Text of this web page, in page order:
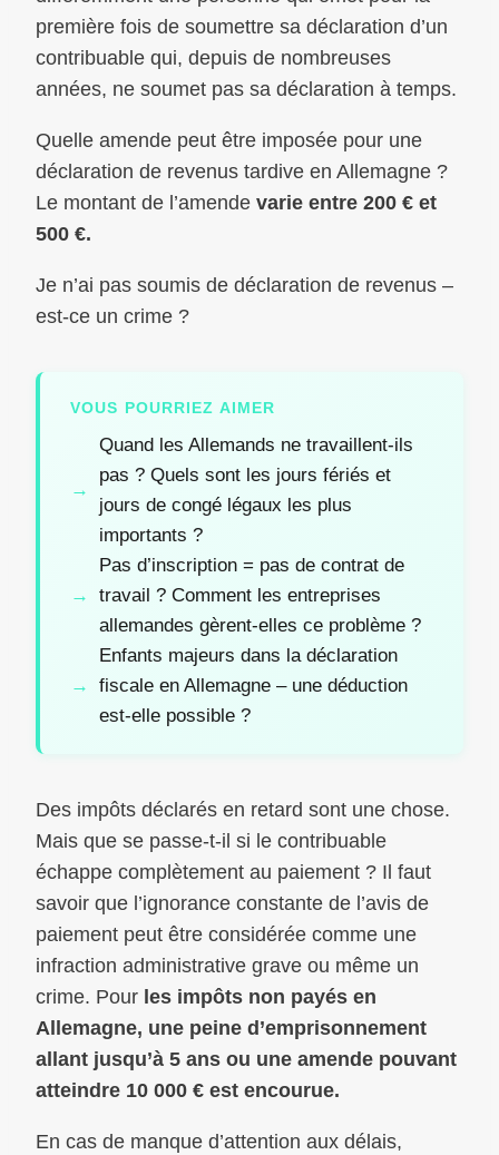
première fois de soumettre sa déclaration d’un
contribuable qui, depuis de nombreuses
années, ne soumet pas sa déclaration à temps.
Quelle amende peut être imposée pour une
déclaration de revenus tardive en Allemagne ?
Le montant de l’amende varie entre 200 € et
500 €.
Je n’ai pas soumis de déclaration de revenus –
est-ce un crime ?
VOUS POURRIEZ AIMER
Quand les Allemands ne travaillent-ils
pas ? Quels sont les jours fériés et
jours de congé légaux les plus
importants ?
Pas d’inscription = pas de contrat de
travail ? Comment les entreprises
allemandes gèrent-elles ce problème ?
Enfants majeurs dans la déclaration
fiscale en Allemagne – une déduction
est-elle possible ?
Des impôts déclarés en retard sont une chose.
Mais que se passe-t-il si le contribuable
échappe complètement au paiement ? Il faut
savoir que l’ignorance constante de l’avis de
paiement peut être considérée comme une
infraction administrative grave ou même un
crime. Pour les impôts non payés en
Allemagne, une peine d’emprisonnement
allant jusqu’à 5 ans ou une amende pouvant
atteindre 10 000 € est encourue.
En cas de manque d’attention aux délais,